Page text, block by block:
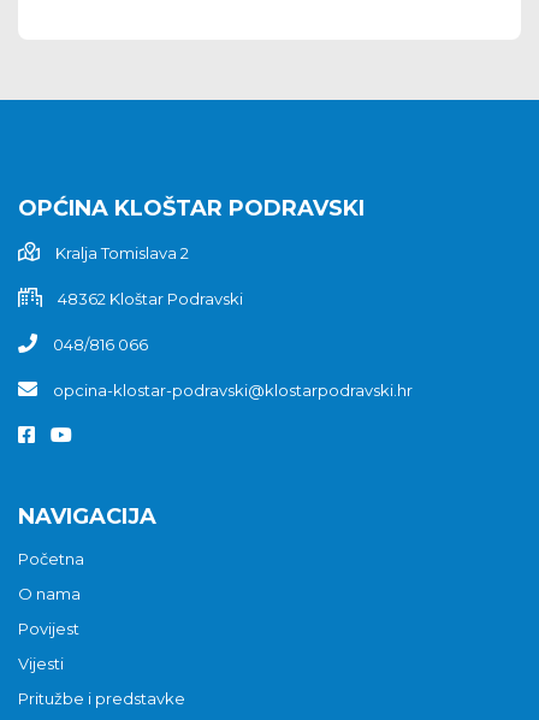
OPĆINA KLOŠTAR PODRAVSKI
Kralja Tomislava 2
48362 Kloštar Podravski
048/816 066
opcina-klostar-podravski@klostarpodravski.hr
NAVIGACIJA
Početna
O nama
Povijest
Vijesti
Pritužbe i predstavke